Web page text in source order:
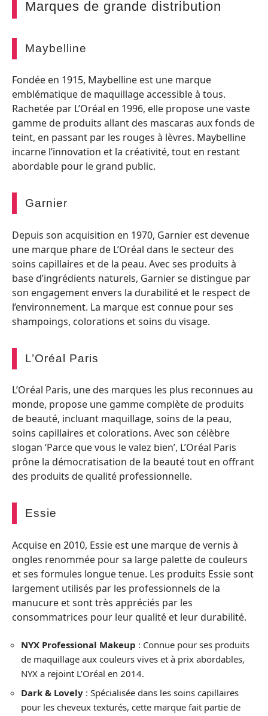
Marques de grande distribution
Maybelline
Fondée en 1915, Maybelline est une marque
emblématique de maquillage accessible à tous.
Rachetée par L’Oréal en 1996, elle propose une vaste
gamme de produits allant des mascaras aux fonds de
teint, en passant par les rouges à lèvres. Maybelline
incarne l’innovation et la créativité, tout en restant
abordable pour le grand public.
Garnier
Depuis son acquisition en 1970, Garnier est devenue
une marque phare de L’Oréal dans le secteur des
soins capillaires et de la peau. Avec ses produits à
base d’ingrédients naturels, Garnier se distingue par
son engagement envers la durabilité et le respect de
l’environnement. La marque est connue pour ses
shampoings, colorations et soins du visage.
L’Oréal Paris
L’Oréal Paris, une des marques les plus reconnues au
monde, propose une gamme complète de produits
de beauté, incluant maquillage, soins de la peau,
soins capillaires et colorations. Avec son célèbre
slogan ‘Parce que vous le valez bien’, L’Oréal Paris
prône la démocratisation de la beauté tout en offrant
des produits de qualité professionnelle.
Essie
Acquise en 2010, Essie est une marque de vernis à
ongles renommée pour sa large palette de couleurs
et ses formules longue tenue. Les produits Essie sont
largement utilisés par les professionnels de la
manucure et sont très appréciés par les
consommatrices pour leur qualité et leur durabilité.
NYX Professional Makeup : Connue pour ses produits
de maquillage aux couleurs vives et à prix abordables,
NYX a rejoint L’Oréal en 2014.
Dark & Lovely : Spécialisée dans les soins capillaires
pour les cheveux texturés, cette marque fait partie de